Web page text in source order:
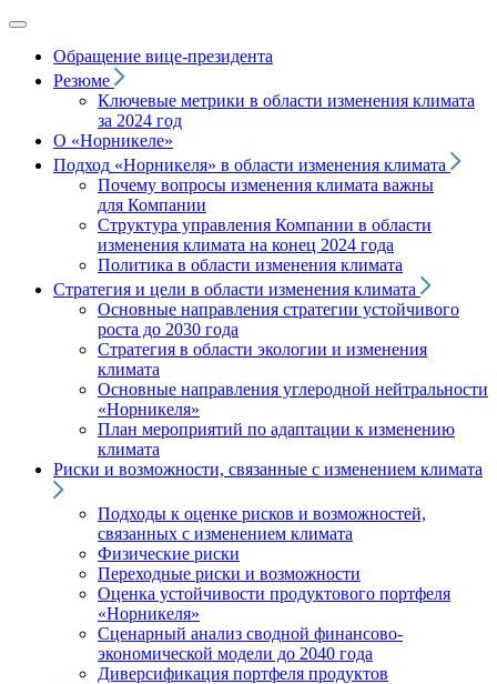
Обращение вице‑президента
Резюме
Ключевые метрики в области изменения климата
за 2024 год
О «Норникеле»
Подход «Норникеля» в области изменения климата
Почему вопросы изменения климата важны
для Компании
Структура управления Компании в области
изменения климата на конец 2024 года
Политика в области изменения климата
Стратегия и цели в области изменения климата
Основные направления стратегии устойчивого
роста до 2030 года
Стратегия в области экологии и изменения
климата
Основные направления углеродной нейтральности
«Норникеля»
План мероприятий по адаптации к изменению
климата
Риски и возможности, связанные с изменением климата
Подходы к оценке рисков и возможностей,
связанных с изменением климата
Физические риски
Переходные риски и возможности
Оценка устойчивости продуктового портфеля
«Норникеля»
Сценарный анализ сводной финансово-
экономической модели до 2040 года
Диверсификация портфеля продуктов